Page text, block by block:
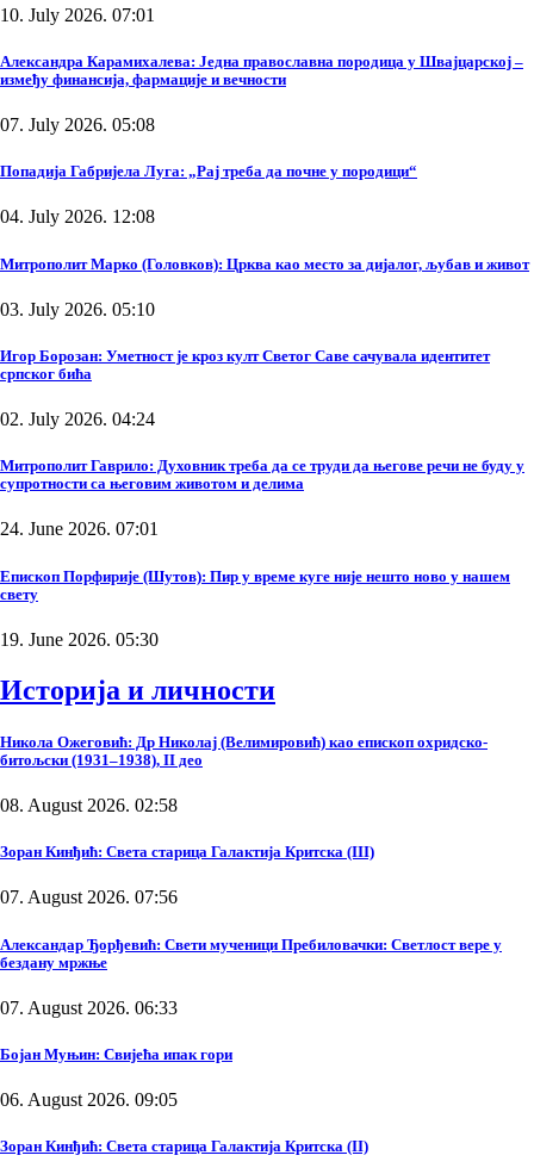
10. July 2026. 07:01
Александра Карамихалева: Једна православна породица у Швајцарској –
између финансија, фармације и вечности
07. July 2026. 05:08
Попадија Габријела Луга: „Рај треба да почне у породици“
04. July 2026. 12:08
Митрополит Марко (Головков): Црква као место за дијалог, љубав и живот
03. July 2026. 05:10
Игор Борозан: Уметност је кроз култ Светог Саве сачувала идентитет
српског бића
02. July 2026. 04:24
Митрополит Гаврило: Духовник треба да се труди да његове речи не буду у
супротности са његовим животом и делима
24. June 2026. 07:01
Епископ Порфирије (Шутов): Пир у време куге није нешто ново у нашем
свету
19. June 2026. 05:30
Историја и личности
Никола Ожеговић: Др Николај (Велимировић) као епископ охридско-
битољски (1931–1938), II део
08. August 2026. 02:58
Зоран Кинђић: Света старица Галактија Критска (III)
07. August 2026. 07:56
Александар Ђорђевић: Свети мученици Пребиловачки: Светлост вере у
бездану мржње
07. August 2026. 06:33
Бојан Муњин: Свијећа ипак гори
06. August 2026. 09:05
Зоран Кинђић: Света старица Галактија Критска (II)